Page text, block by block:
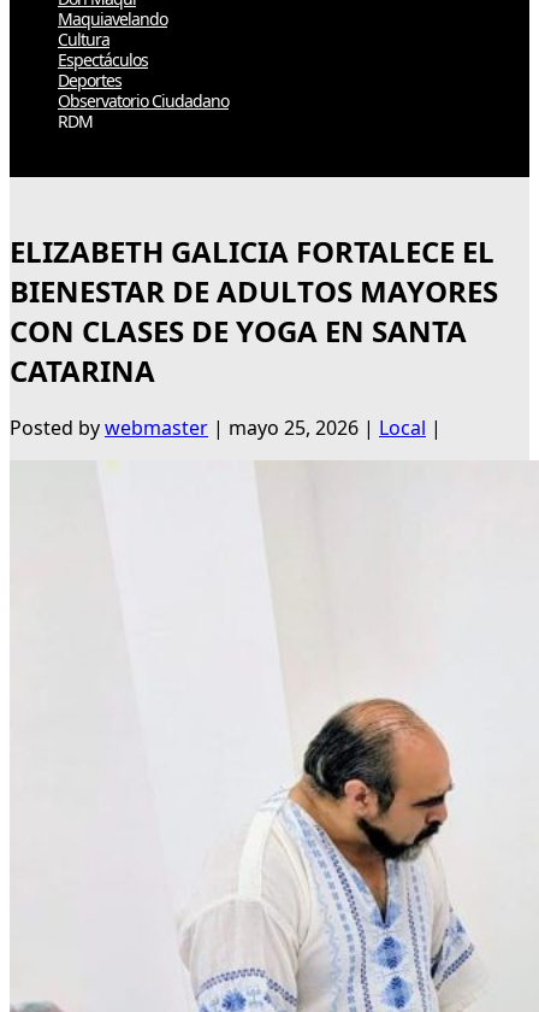
Maquiavelando
Cultura
Espectáculos
Deportes
Observatorio Ciudadano
RDM
ELIZABETH GALICIA FORTALECE EL
BIENESTAR DE ADULTOS MAYORES
CON CLASES DE YOGA EN SANTA
CATARINA
Posted bywebmaster | mayo 25, 2026 | Local |